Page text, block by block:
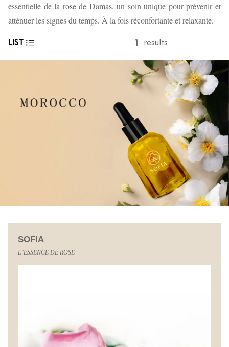
essentielle de la rose de Damas, un soin unique pour prévenir et
atténuer les signes du temps. À la fois réconfortante et relaxante.
LIST 1 results
SOFIA
L’ESSENCE DE ROSE